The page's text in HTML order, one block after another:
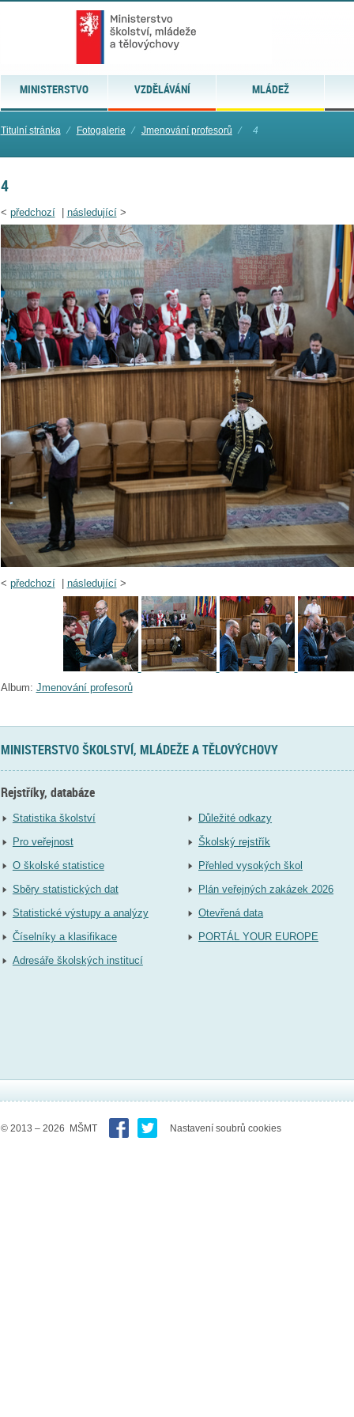
MINISTERSTVO VZDĚLÁVÁNÍ MLÁDEŽ
Titulní stránka ⁄ Fotogalerie ⁄ Jmenování profesorů ⁄ 4
4
< předchozí| následující>
< předchozí| následující>
Album: Jmenování profesorů
MINISTERSTVO ŠKOLSTVÍ, MLÁDEŽE A TĚLOVÝCHOVY
Rejstříky, databáze
Statistika školství
Pro veřejnost
O školské statistice
Sběry statistických dat
Statistické výstupy a analýzy
Číselníky a klasifikace
Adresáře školských institucí
Důležité odkazy
Školský rejstřík
Přehled vysokých škol
Plán veřejných zakázek 2026
Otevřená data
PORTÁL YOUR EUROPE
© 2013 – 2026 MŠMT Nastavení soubrů cookies